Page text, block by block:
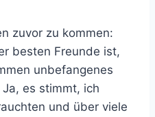
zuvor zu kommen:
besten Freunde ist,
unbefangenes
es stimmt, ich
und über viele